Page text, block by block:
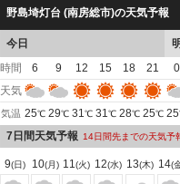
野島埼灯台 (南房総市)の天気予報
今日
時間
6 9 12 15 18 21 0
天気
気温 25℃ 29℃ 31℃ 31℃ 28℃ 25℃ 25
7日間天気予報 14日間先までの天気予
9(日) 10(月) 11(火) 12(水) 13(木) 14(